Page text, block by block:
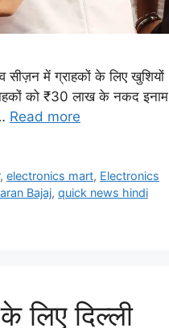
सीज़न में ग्राहकों के लिए खुशियों
को ₹30 लाख के नकद इनाम
Read more
,electronics mart, Electronics
Bajaj, quick news hindi
दिल्ली